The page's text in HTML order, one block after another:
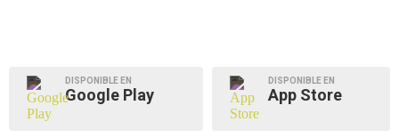
DISPONIBLE EN
Google Play
DISPONIBLE EN
App Store